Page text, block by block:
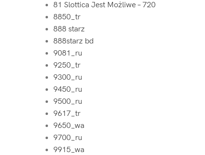
81 Slottica Jest Możliwe – 720
8850_tr
888 starz
888starz bd
9081_ru
9250_tr
9300_ru
9450_ru
9500_ru
9617_tr
9650_wa
9700_ru
9915_wa